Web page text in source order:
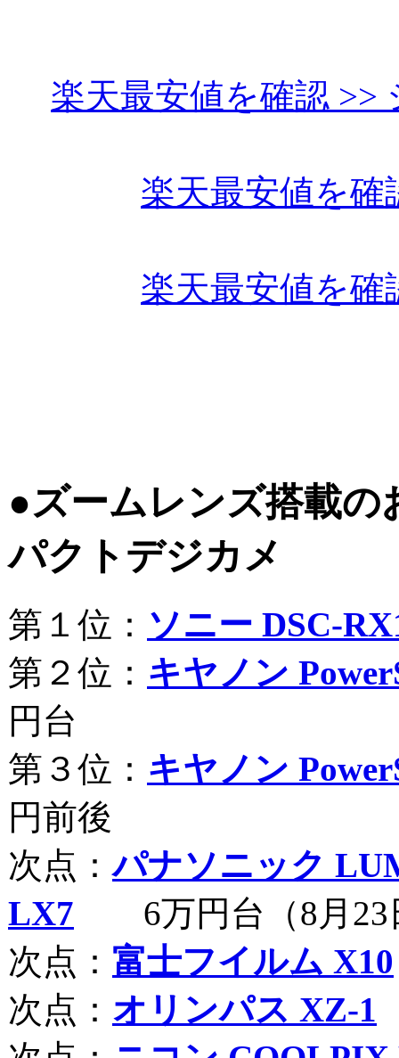
楽天最安値を確認 >>
楽天最安値を確
楽天最安値を確
●ズームレンズ搭載の
パクトデジカメ
第１位： ソニー DSC-
第２位： キヤノン
円台
第３位： キヤノン
円前後
次点：パナソニック
LX7 6万円台（8月23
次点： 富士フイルム X10
次点： オリンパス XZ-1